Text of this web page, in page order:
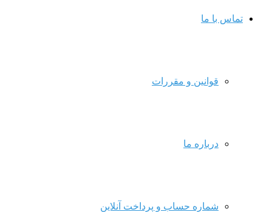
تماس با ما
قوانین و مقررات
درباره ما
شماره حساب و پرداخت آنلاین